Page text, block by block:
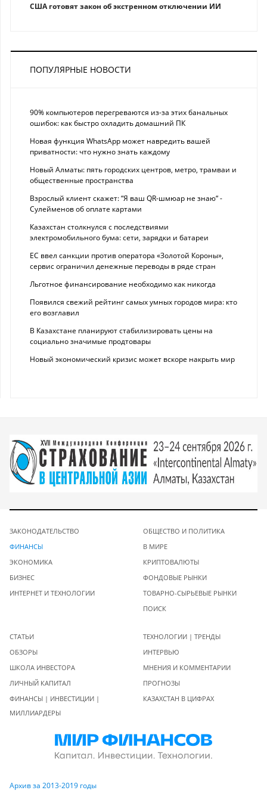
США готовят закон об экстренном отключении ИИ
ПОПУЛЯРНЫЕ НОВОСТИ
90% компьютеров перегреваются из-за этих банальных
ошибок: как быстро охладить домашний ПК
Новая функция WhatsApp может навредить вашей
приватности: что нужно знать каждому
Новый Алматы: пять городских центров, метро, трамваи и
общественные пространства
Взрослый клиент скажет: “Я ваш QR-шмюар не знаю“ -
Сулейменов об оплате картами
Казахстан столкнулся с последствиями
электромобильного бума: сети, зарядки и батареи
ЕС ввел санкции против оператора «Золотой Короны»,
сервис ограничил денежные переводы в ряде стран
Льготное финансирование необходимо как никогда
Появился свежий рейтинг самых умных городов мира: кто
его возглавил
В Казахстане планируют стабилизировать цены на
социально значимые продтовары
Новый экономический кризис может вскоре накрыть мир
ЗАКОНОДАТЕЛЬСТВО
ФИНАНСЫ
ЭКОНОМИКА
БИЗНЕС
ИНТЕРНЕТ И ТЕХНОЛОГИИ
ОБЩЕСТВО И ПОЛИТИКА
В МИРЕ
КРИПТОВАЛЮТЫ
ФОНДОВЫЕ РЫНКИ
ТОВАРНО-СЫРЬЕВЫЕ РЫНКИ
ПОИСК
СТАТЬИ
ОБЗОРЫ
ШКОЛА ИНВЕСТОРА
ЛИЧНЫЙ КАПИТАЛ
ФИНАНСЫ | ИНВЕСТИЦИИ |
МИЛЛИАРДЕРЫ
ТЕХНОЛОГИИ | ТРЕНДЫ
ИНТЕРВЬЮ
МНЕНИЯ И КОММЕНТАРИИ
ПРОГНОЗЫ
КАЗАХСТАН В ЦИФРАХ
Архив за 2013-2019 годы